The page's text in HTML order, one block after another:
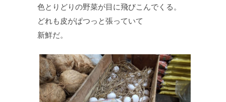
色とりどりの野菜が目に飛びこんでくる。
どれも皮がぱつっと張っていて
新鮮だ。